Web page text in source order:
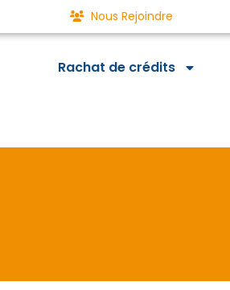
Nous Rejoindre
Rachat de crédits